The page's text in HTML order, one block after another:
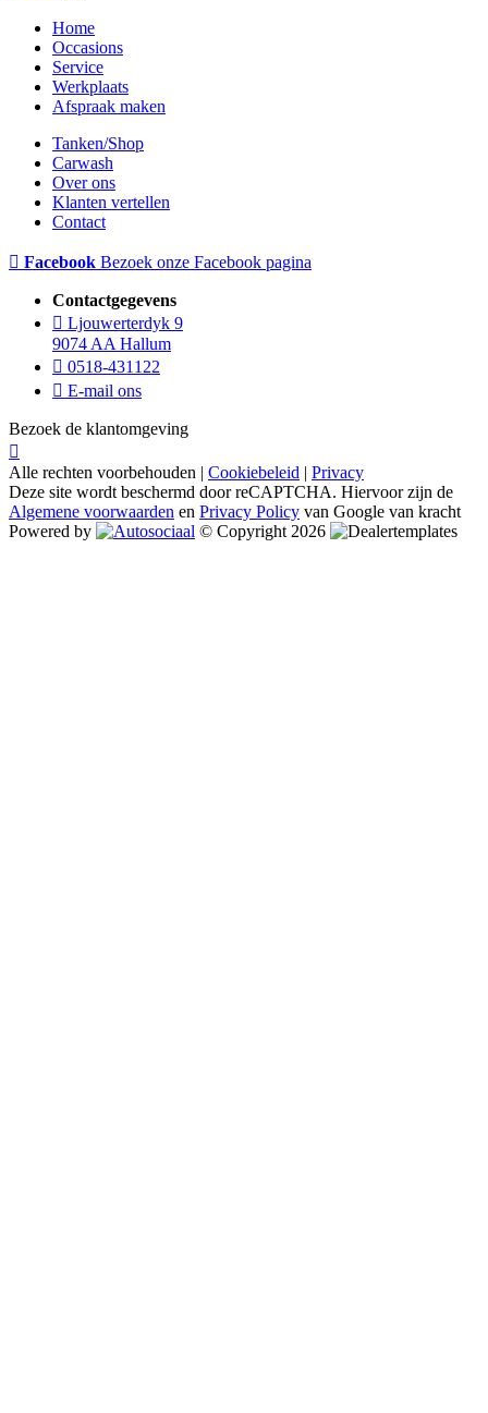
Home
Occasions
Service
Werkplaats
Afspraak maken
Tanken/Shop
Carwash
Over ons
Klanten vertellen
Contact
Facebook Bezoek onze Facebook pagina
Contactgegevens
Ljouwerterdyk 9
9074 AA Hallum
0518-431122
E-mail ons
Bezoek de klantomgeving
Alle rechten voorbehouden | Cookiebeleid | Privacy
Deze site wordt beschermd door reCAPTCHA. Hiervoor zijn de
Algemene voorwaarden en Privacy Policy van Google van kracht
Powered by
© Copyright 2026